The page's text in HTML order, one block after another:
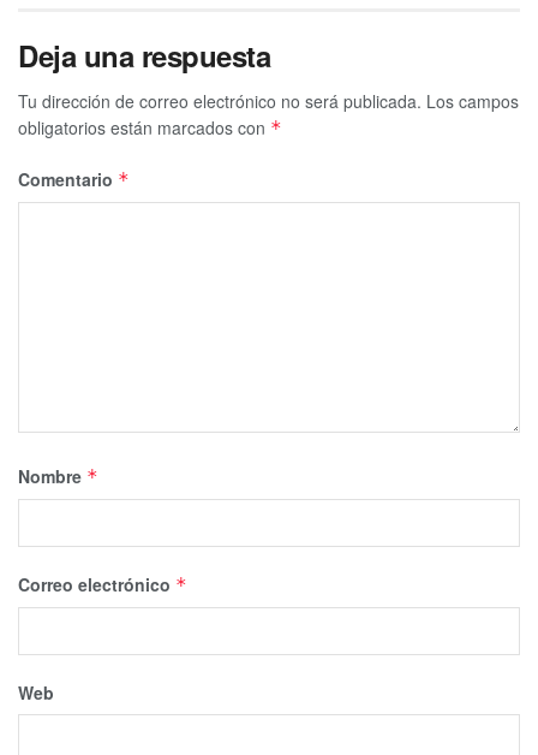
Deja una respuesta
Tu dirección de correo electrónico no será publicada. Los campos
obligatorios están marcados con *
Comentario *
Nombre *
Correo electrónico *
Web